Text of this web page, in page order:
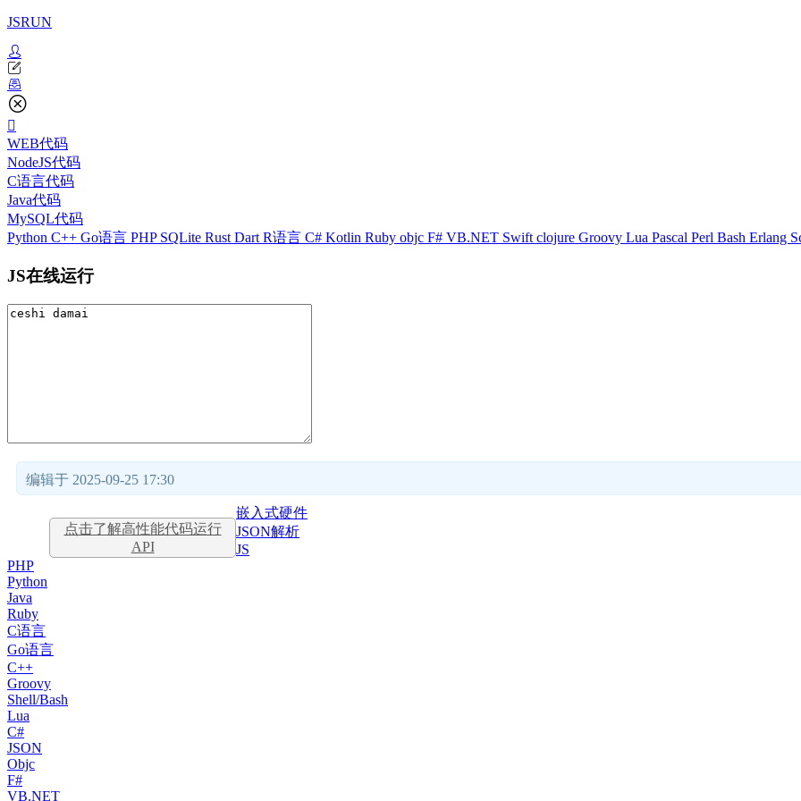
JSRUN
WEB代码
NodeJS代码
C语言代码
Java代码
MySQL代码
Python C++ Go语言 PHP SQLite Rust Dart R语言 C# Kotlin Ruby objc F# VB.NET Swift clojure Groovy Lua Pascal Perl Bash Erlang
JS在线运行
编辑于 2025-09-25 17:30
点击了解高性能代码运行
API
嵌入式硬件
JSON解析
JS
PHP
Python
Java
Ruby
C语言
Go语言
C++
Groovy
Shell/Bash
Lua
C#
JSON
Objc
F#
VB.NET